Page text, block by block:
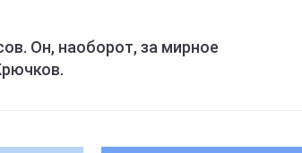
Он, наоборот, за мирное